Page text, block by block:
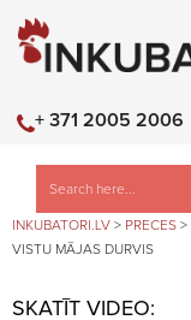
+ 371 2005 2006
INKUBATORI.LV > PRECES >
VISTU MĀJAS DURVIS
SKATĪT VIDEO: